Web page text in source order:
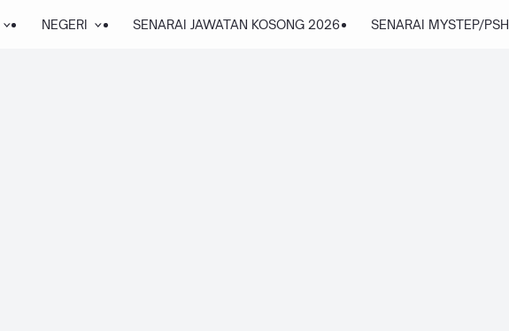
NEGERI SENARAI JAWATAN KOSONG 2026 SENARAI MYSTEP/PSH